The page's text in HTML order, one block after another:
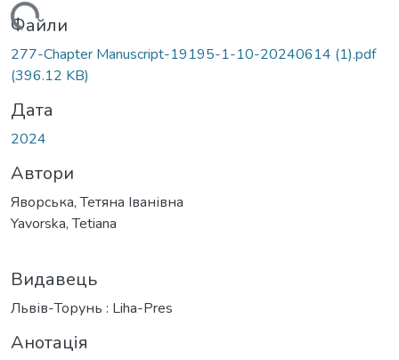
Файли
277-Chapter Manuscript-19195-1-10-20240614 (1).pdf
(396.12 KB)
Дата
2024
Автори
Яворська, Тетяна Іванівна
Yavorska, Tetiana
Видавець
Львів-Торунь : Liha-Pres
Анотація